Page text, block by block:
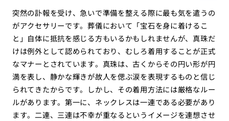
突然の訃報を受け、急いで準備を整える際に最も気を遣うの
がアクセサリーです。葬儀において「宝石を身に着けるこ
と」自体に抵抗を感じる方もいるかもしれませんが、真珠だ
けは例外として認められており、むしろ着用することが正式
なマナーとされています。真珠は、古くからその円い形が円
満を表し、静かな輝きが故人を偲ぶ涙を表現するものと信じ
られてきたからです。しかし、その着用方法には厳格なルー
ルがあります。第一に、ネックレスは一連である必要があり
ます。二連、三連は不幸が重なるというイメージを連想させ